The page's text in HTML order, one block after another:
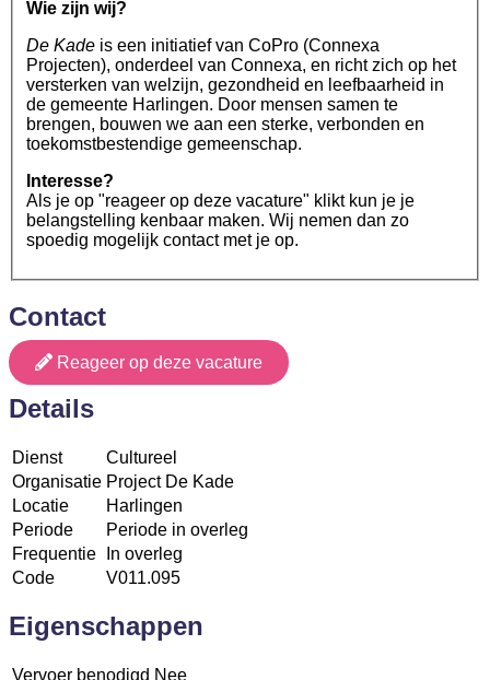
Wie zijn wij?
De Kade is een initiatief van CoPro (Connexa
Projecten), onderdeel van Connexa, en richt zich op het
versterken van welzijn, gezondheid en leefbaarheid in
de gemeente Harlingen. Door mensen samen te
brengen, bouwen we aan een sterke, verbonden en
toekomstbestendige gemeenschap.
Interesse?
Als je op "reageer op deze vacature" klikt kun je je
belangstelling kenbaar maken. Wij nemen dan zo
spoedig mogelijk contact met je op.
Contact
Reageer op deze vacature
Details
Dienst
Cultureel
Organisatie Project De Kade
Locatie
Harlingen
Periode
Periode in overleg
Frequentie
In overleg
Code
V011.095
Eigenschappen
Vervoer benodigd Nee